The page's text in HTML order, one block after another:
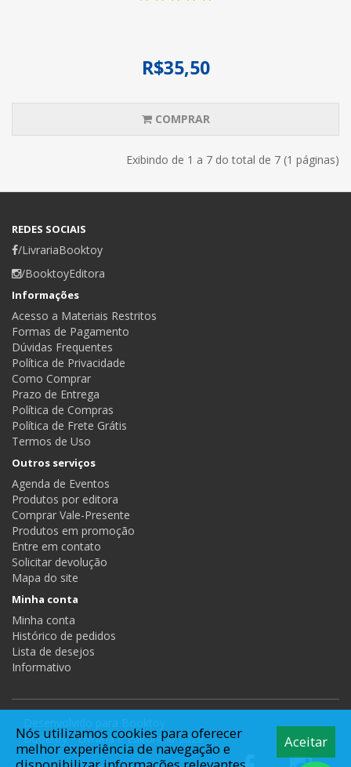
R$35,50
COMPRAR
Exibindo de 1 a 7 do total de 7 (1 páginas)
REDES SOCIAIS
/LivrariaBooktoy
/BooktoyEditora
Informações
Acesso a Materiais Restritos
Formas de Pagamento
Dúvidas Frequentes
Política de Privacidade
Como Comprar
Prazo de Entrega
Política de Compras
Política de Frete Grátis
Termos de Uso
Outros serviços
Agenda de Eventos
Produtos por editora
Comprar Vale-Presente
Produtos em promoção
Entre em contato
Solicitar devolução
Mapa do site
Minha conta
Minha conta
Histórico de pedidos
Lista de desejos
Informativo
Booktoy - Livraria e Editora © 2026
Aceitar
Nós utilizamos cookies para oferecer
melhor experiência de navegação e